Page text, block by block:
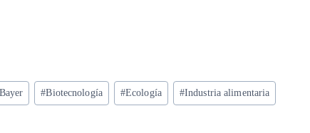
#Biotecnología #Ecología #Industria alimentaria